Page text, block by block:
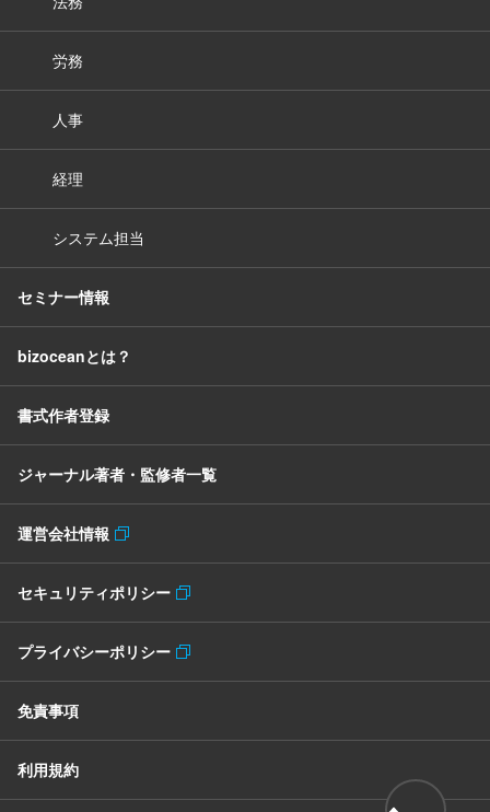
労務
人事
経理
システム担当
セミナー情報
bizoceanとは？
書式作者登録
ジャーナル著者・監修者一覧
運営会社情報
セキュリティポリシー
プライバシーポリシー
免責事項
利用規約